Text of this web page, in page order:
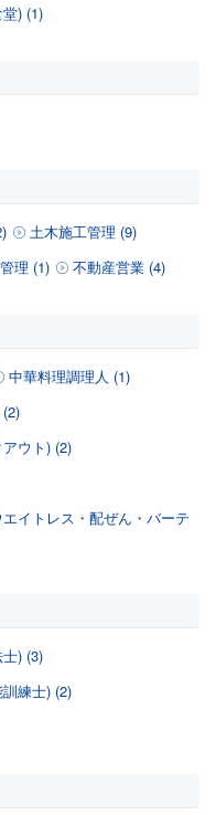
) (1)
土木施工管理 (9)
理 (1) 不動産営業 (4)
中華料理調理人 (1)
ウト) (2)
イトレス・配ぜん・バーテ
) (3)
練士) (2)